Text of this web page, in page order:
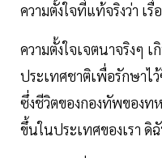
ความตั้งใจที่แท้จริงว่า เ
ความตั้งใจเจตนาจริงๆ
ประเทศชาติเพื่อรักษาไ
ซึ่งชีวิตของกองทัพของ
ขึ้นในประเทศของเรา ดิ